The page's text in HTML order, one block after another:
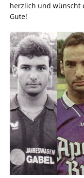
herzlich und wünscht
Gute!